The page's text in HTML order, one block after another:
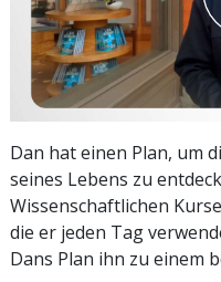
Dan hat einen Plan, um
seines Lebens zu
Wissenschaftlichen
die er jeden Tag
Dans Plan ihn zu einem